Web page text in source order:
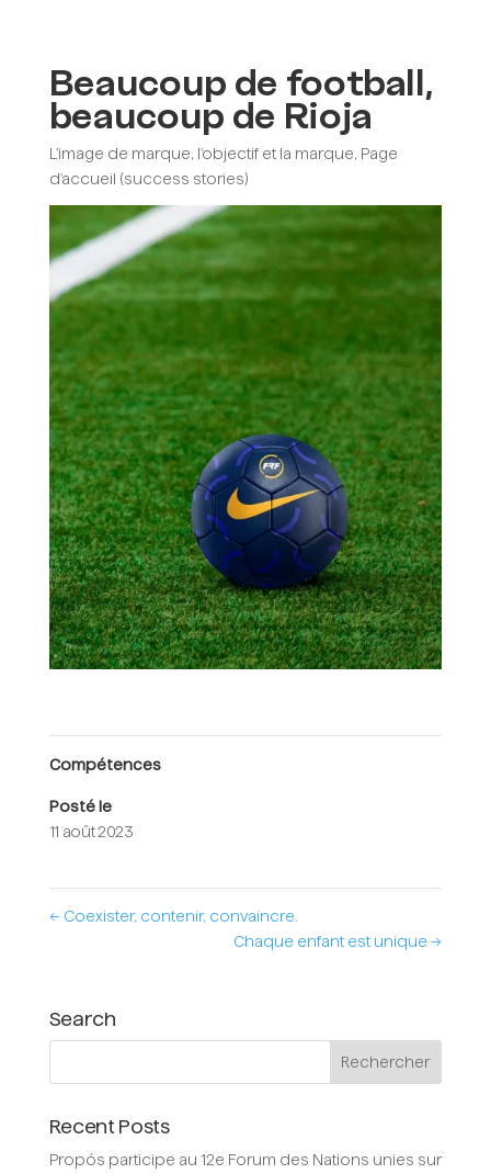
Beaucoup de football,
beaucoup de Rioja
L'image de marque, l'objectif et la marque, Page
d'accueil (success stories)
Compétences
Posté le
11 août 2023
←Coexister, contenir, convaincre.
Chaque enfant est unique→
Search
Recent Posts
Propós participe au 12e Forum des Nations unies sur